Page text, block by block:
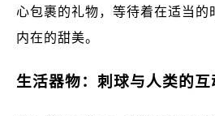
心包裹的礼物，等待着在适当的
内在的甜美。
生活器物：刺球与人类的互